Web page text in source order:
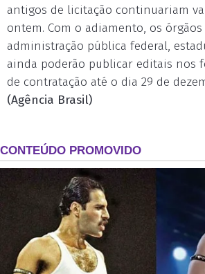
antigos de licitação continuariam
ontem. Com o adiamento, os
administração pública federal,
ainda poderão publicar editais nos
de contratação até o dia 29 de
(Agência Brasil)